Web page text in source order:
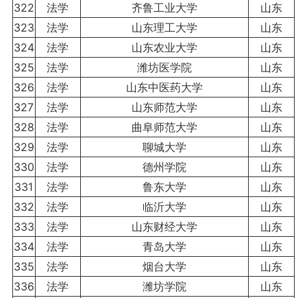
322
法学 齐鲁工业大学
山东
323
法学 山东理工大学
山东
324
法学 山东农业大学
山东
325
法学 潍坊医学院
山东
326
法学 山东中医药大学
山东
327
法学 山东师范大学
山东
328
法学 曲阜师范大学
山东
329
法学 聊城大学
山东
330
法学 德州学院
山东
331
法学 鲁东大学
山东
332
法学 临沂大学
山东
333
法学 山东财经大学
山东
334
法学 青岛大学
山东
335
法学 烟台大学
山东
336
法学 潍坊学院
山东